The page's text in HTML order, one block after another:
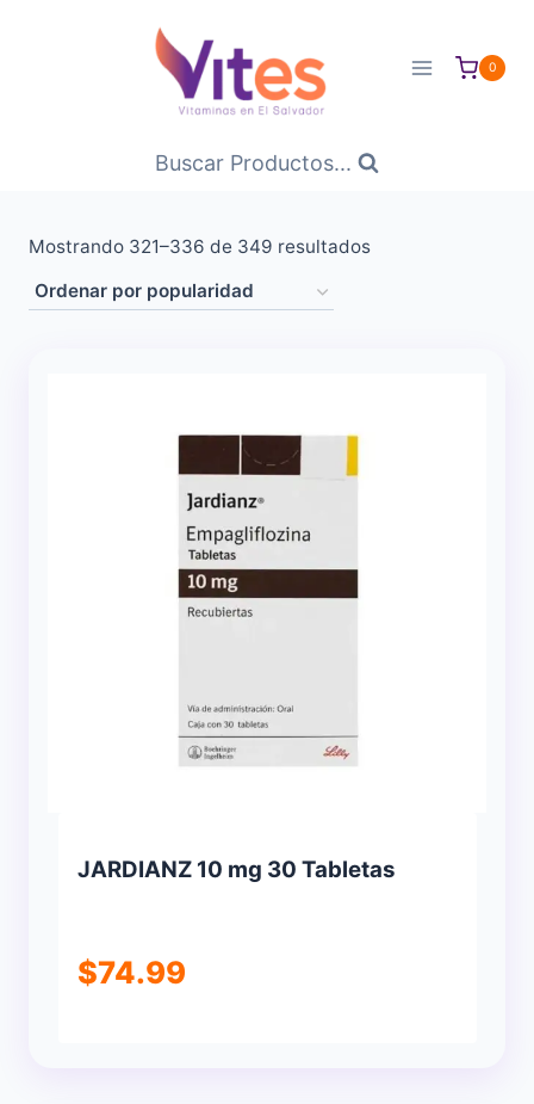
0
Buscar Productos...
Mostrando 321–336 de 349 resultadosOrdenado
JARDIANZ 10 mg 30 Tabletas
$74.99